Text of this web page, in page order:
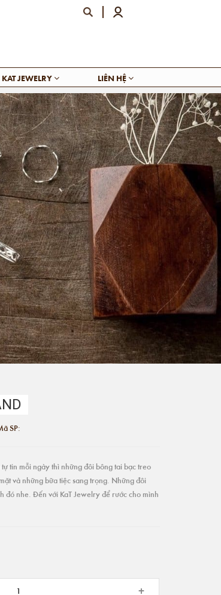
KAT JEWELRY LIÊN HỆ
SP:
tin mỗi ngày thì những đôi bông tai bạc treo
và những bữa tiệc sang trọng. Những đôi
nhe. Đến với KaT Jewelry để rước cho mình
+